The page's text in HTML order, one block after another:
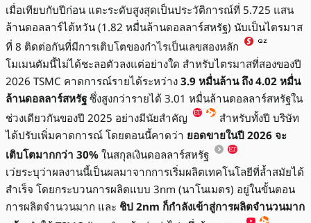
เมื่อเทียบกับปีก่อน แตะระดับสูงสุดเป็นประวัติการณ์ที่ 5.725 แสน
ล้านดอลลาร์ไต้หวัน (1.82 หมื่นล้านดอลลาร์สหรัฐ) นับเป็นไตรมาส
ที่ 8 ติดต่อกันที่มีการเติบโตของกำไรเป็นเลขสองหลัก
โมเมนตัมนี้ไม่ได้ชะลอตัวลงแต่อย่างใด สำหรับไตรมาสที่สองของปี
2026 TSMC คาดการณ์รายได้ระหว่าง 3.9 หมื่นล้าน ถึง 4.02 หมื่น
ล้านดอลลาร์สหรัฐซึ่งสูงกว่ารายได้ 3.01 หมื่นล้านดอลลาร์สหรัฐใน
ช่วงเดียวกันของปี 2025 อย่างมีนัยสำคัญ
สำหรับทั้งปี บริษัท
ได้ปรับเพิ่มคาดการณ์ โดยตอนนี้คาดว่า ยอดขายในปี 2026 จะ
เติบโตมากกว่า 30% ในสกุลเงินดอลลาร์สหรัฐ
เว่ยระบุว่าผลงานนี้เป็นผลมาจากการเริ่มผลิตเทคโนโลยีที่ล้ำสมัยได้
สำเร็จ โดยกระบวนการผลิตแบบ 3nm (นาโนเมตร) อยู่ในขั้นตอน
การผลิตจำนวนมาก และ ชิป 2nm ก็กำลังเข้าสู่การผลิตจำนวนมาก